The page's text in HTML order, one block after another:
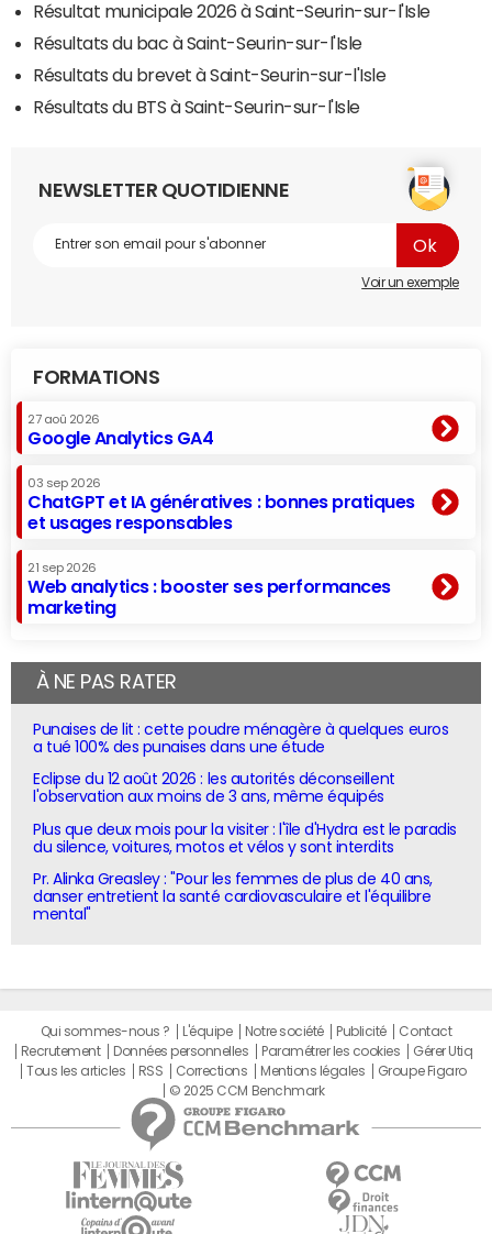
Résultat municipale 2026 à Saint-Seurin-sur-l'Isle
Résultats du bac à Saint-Seurin-sur-l'Isle
Résultats du brevet à Saint-Seurin-sur-l'Isle
Résultats du BTS à Saint-Seurin-sur-l'Isle
NEWSLETTER QUOTIDIENNE
Voir un exemple
FORMATIONS
27 aoû 2026
Google Analytics GA4
03 sep 2026
ChatGPT et IA génératives : bonnes pratiques
et usages responsables
21 sep 2026
Web analytics : booster ses performances
marketing
À NE PAS RATER
Punaises de lit : cette poudre ménagère à quelques euros
a tué 100% des punaises dans une étude
Eclipse du 12 août 2026 : les autorités déconseillent
l'observation aux moins de 3 ans, même équipés
Plus que deux mois pour la visiter : l'île d'Hydra est le paradis
du silence, voitures, motos et vélos y sont interdits
Pr. Alinka Greasley : "Pour les femmes de plus de 40 ans,
danser entretient la santé cardiovasculaire et l'équilibre
mental"
Qui sommes-nous ? L'équipe Notre société Publicité
Contact
Recrutement
Données personnelles Paramétrer les cookies
Gérer Utiq
Tous les articles
RSS Corrections Mentions légales
Groupe Figaro
© 2025 CCM Benchmark